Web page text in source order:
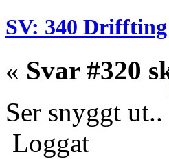
SV: 340
« Svar #320
Ser snyggt ut..
Loggat